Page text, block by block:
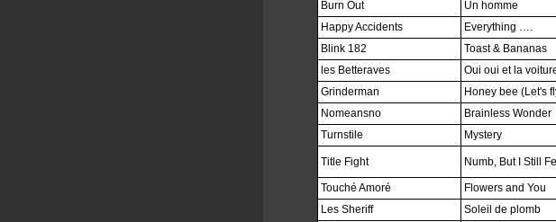
Burn Out
Un homme
Happy Accidents
Everything ….
Blink 182
Toast & Bananas
les Betteraves
Oui oui et la
Grinderman
Honey bee (Let's
Nomeansno
Brainless Wonder
Turnstile
Mystery
Title Fight Numb, But I Still
Touché Amoré
Flowers and You
Les Sheriff
Soleil de plomb